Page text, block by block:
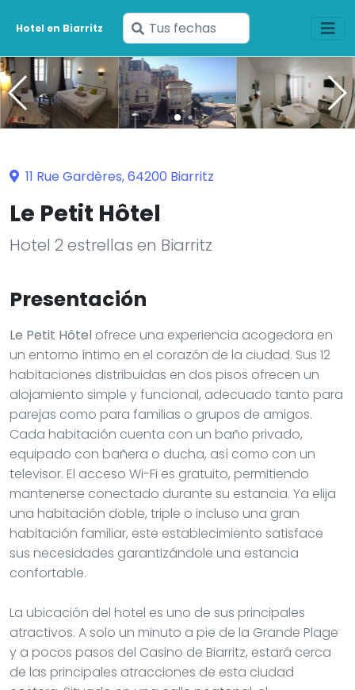
Hotel en Biarritz
Ingresa
tus
fechas
11 Rue Gardères, 64200 Biarritz
Le Petit Hôtel
Hotel 2 estrellas en Biarritz
Presentación
Le Petit Hôtel ofrece una experiencia acogedora en
un entorno íntimo en el corazón de la ciudad. Sus 12
habitaciones distribuidas en dos pisos ofrecen un
alojamiento simple y funcional, adecuado tanto para
parejas como para familias o grupos de amigos.
Cada habitación cuenta con un baño privado,
equipado con bañera o ducha, así como con un
televisor. El acceso Wi-Fi es gratuito, permitiendo
mantenerse conectado durante su estancia. Ya elija
una habitación doble, triple o incluso una gran
habitación familiar, este establecimiento satisface
sus necesidades garantizándole una estancia
confortable.
La ubicación del hotel es uno de sus principales
atractivos. A solo un minuto a pie de la Grande Plage
y a pocos pasos del Casino de Biarritz, estará cerca
de las principales atracciones de esta ciudad